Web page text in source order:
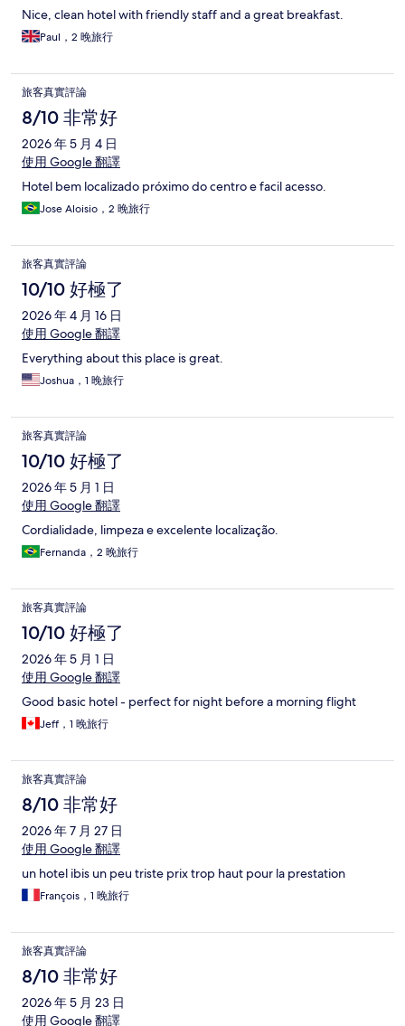
Nice, clean hotel with friendly staff and a great breakfast.
Paul，2 晚旅行
旅客真實評論
8/10 非常好
2026 年 5 月 4 日
使用 Google 翻譯
Hotel bem localizado próximo do centro e facil acesso.
Jose Aloisio，2 晚旅行
旅客真實評論
10/10 好極了
2026 年 4 月 16 日
使用 Google 翻譯
Everything about this place is great.
Joshua，1 晚旅行
旅客真實評論
10/10 好極了
2026 年 5 月 1 日
使用 Google 翻譯
Cordialidade, limpeza e excelente localização.
Fernanda，2 晚旅行
旅客真實評論
10/10 好極了
2026 年 5 月 1 日
使用 Google 翻譯
Good basic hotel - perfect for night before a morning flight
Jeff，1 晚旅行
旅客真實評論
8/10 非常好
2026 年 7 月 27 日
使用 Google 翻譯
un hotel ibis un peu triste prix trop haut pour la prestation
François，1 晚旅行
旅客真實評論
8/10 非常好
2026 年 5 月 23 日
使用 Google 翻譯